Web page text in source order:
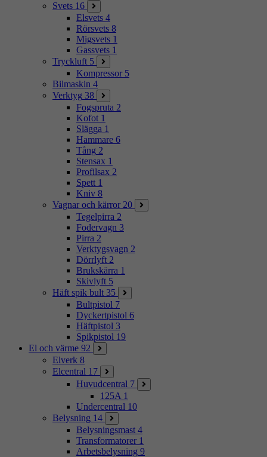
Svets 16
Elsvets 4
Rörsvets 8
Migsvets 1
Gassvets 1
Tryckluft 5
Kompressor 5
Bilmaskin 4
Verktyg 38
Fogspruta 2
Kofot 1
Slägga 1
Hammare 6
Tång 2
Stensax 1
Profilsax 2
Spett 1
Kniv 8
Vagnar och kärror 20
Tegelpirra 2
Fodervagn 3
Pirra 2
Verktygsvagn 2
Dörrlyft 2
Brukskärra 1
Skivlyft 5
Häft spik bult 35
Bultpistol 7
Dyckertpistol 6
Häftpistol 3
Spikpistol 19
El och värme 92
Elverk 8
Elcentral 17
Huvudcentral 7
125A 1
Undercentral 10
Belysning 14
Belysningsmast 4
Transformatorer 1
Arbetsbelysning 9